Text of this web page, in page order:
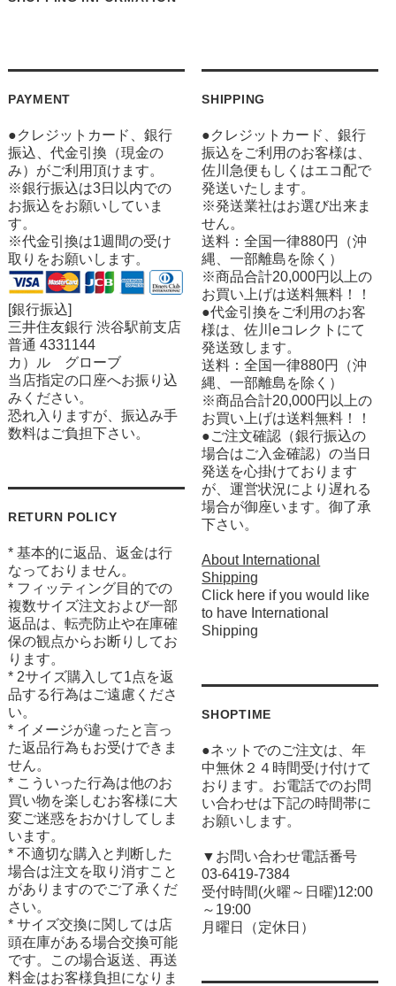
PAYMENT
●クレジットカード、銀行
振込、代金引換（現金の
み）がご利用頂けます。
※銀行振込は3日以内での
お振込をお願いしていま
す。
※代金引換は1週間の受け
取りをお願いします。
[銀行振込]
三井住友銀行 渋谷駅前支店
普通 4331144
カ）ル グローブ
当店指定の口座へお振り込
みください。
恐れ入りますが、振込み手
数料はご負担下さい。
RETURN POLICY
* 基本的に返品、返金は行
なっておりません。
* フィッティング目的での
複数サイズ注文および一部
返品は、転売防止や在庫確
保の観点からお断りしてお
ります。
* 2サイズ購入して1点を返
品する行為はご遠慮くださ
い。
* イメージが違ったと言っ
た返品行為もお受けできま
せん。
* こういった行為は他のお
買い物を楽しむお客様に大
変ご迷惑をおかけしてしま
います。
* 不適切な購入と判断した
場合は注文を取り消すこと
がありますのでご了承くだ
さい。
* サイズ交換に関しては店
頭在庫がある場合交換可能
です。この場合返送、再送
料金はお客様負担になりま
SHIPPING
●クレジットカード、銀行
振込をご利用のお客様は、
佐川急便もしくはエコ配で
発送いたします。
※発送業社はお選び出来ま
せん。
送料：全国一律880円（沖
縄、一部離島を除く）
※商品合計20,000円以上の
お買い上げは送料無料！！
●代金引換をご利用のお客
様は、佐川eコレクトにて
発送致します。
送料：全国一律880円（沖
縄、一部離島を除く）
※商品合計20,000円以上の
お買い上げは送料無料！！
●ご注文確認（銀行振込の
場合はご入金確認）の当日
発送を心掛けております
が、運営状況により遅れる
場合が御座います。御了承
下さい。
About International
Shipping
Click here if you would like
to have International
Shipping
SHOPTIME
●ネットでのご注文は、年
中無休２４時間受け付けて
おります。お電話でのお問
い合わせは下記の時間帯に
お願いします。
▼お問い合わせ電話番号
03-6419-7384
受付時間(火曜～日曜)12:00
～19:00
月曜日（定休日）